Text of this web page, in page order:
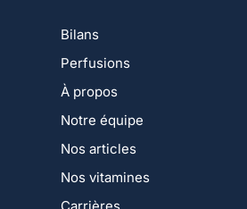
Bilans
Perfusions
À propos
Notre équipe
Nos articles
Nos vitamines